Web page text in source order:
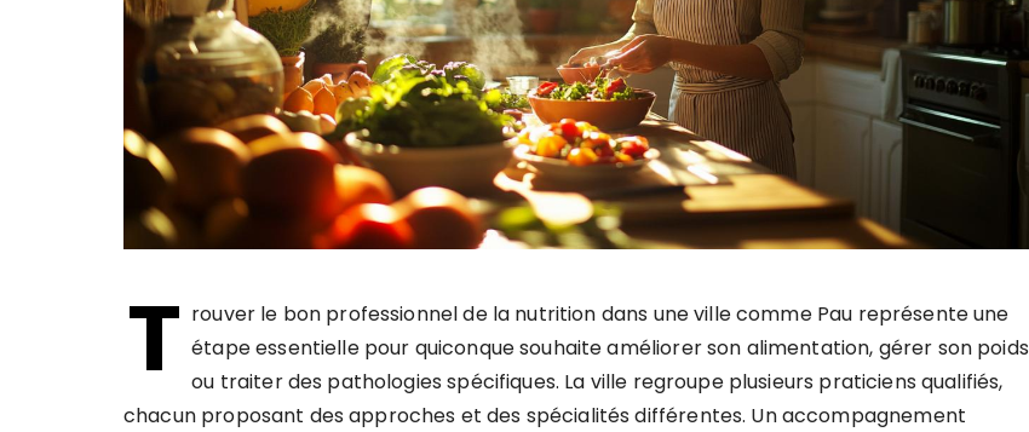
T rouver le bon professionnel de la nutrition dans une ville comme Pau représente une
étape essentielle pour quiconque souhaite améliorer son alimentation, gérer son poids
ou traiter des pathologies spécifiques. La ville regroupe plusieurs praticiens qualifiés,
chacun proposant des approches et des spécialités différentes. Un accompagnement